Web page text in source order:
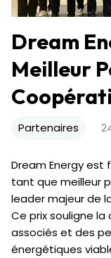
Dream
Meilleur
Partenaires
Dream Energy est
tant que meilleur
leader majeur de
Ce prix souligne
associés et des
énergétiques